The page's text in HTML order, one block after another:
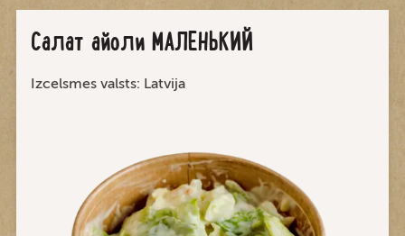
Cалат айоли МАЛЕНЬКИЙ
Izcelsmes valsts: Latvija